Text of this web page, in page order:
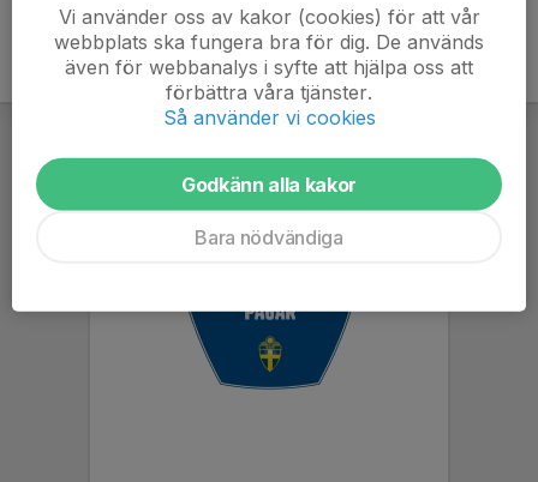
Vi använder oss av kakor (cookies) för att vår
webbplats ska fungera bra för dig. De används
även för webbanalys i syfte att hjälpa oss att
förbättra våra tjänster.
Så använder vi cookies
Godkänn alla kakor
Bara nödvändiga